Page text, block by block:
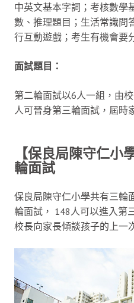
中英文基本字詞；考核數學
數、推理題目；生活常識問
行互動遊戲；考生有機會要
面試題目：
第二輪面試以6人一組，由
人可晉身第三輪面試，屆時
【保良局陳守仁小
輪面試
保良局陳守仁小學共有三輪
輪面試， 148人可以進入第
校長向家長傾談孩子的上一